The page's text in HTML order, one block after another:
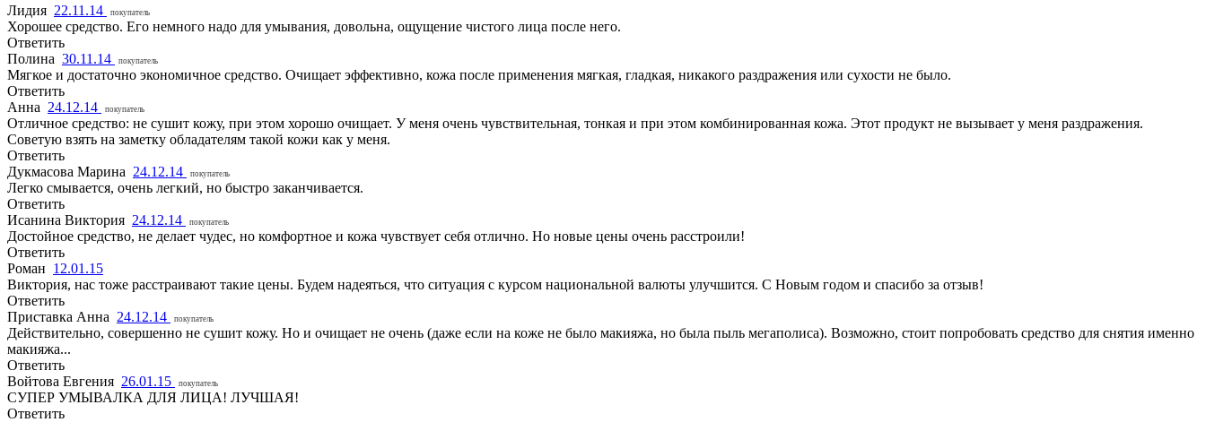
Лидия 22.11.14 покупатель
Хорошее средство. Его немного надо для умывания, довольна, ощущение чистого лица после него.
Ответить
Полина 30.11.14 покупатель
Мягкое и достаточно экономичное средство. Очищает эффективно, кожа после применения мягкая, гладкая, никакого раздражения или сухости не было.
Ответить
Анна 24.12.14 покупатель
Отличное средство: не сушит кожу, при этом хорошо очищает. У меня очень чувствительная, тонкая и при этом комбинированная кожа. Этот продукт не вызывает у меня раздражения.
Советую взять на заметку обладателям такой кожи как у меня.
Ответить
Дукмасова Марина 24.12.14 покупатель
Легко смывается, очень легкий, но быстро заканчивается.
Ответить
Исанина Виктория 24.12.14 покупатель
Достойное средство, не делает чудес, но комфортное и кожа чувствует себя отлично. Но новые цены очень расстроили!
Ответить
Роман 12.01.15
Виктория, нас тоже расстраивают такие цены. Будем надеяться, что ситуация с курсом национальной валюты улучшится. С Новым годом и спасибо за отзыв!
Ответить
Приставка Анна 24.12.14 покупатель
Действительно, совершенно не сушит кожу. Но и очищает не очень (даже если на коже не было макияжа, но была пыль мегаполиса). Возможно, стоит попробовать средство для снятия именно
макияжа...
Ответить
Войтова Евгения 26.01.15 покупатель
СУПЕР УМЫВАЛКА ДЛЯ ЛИЦА! ЛУЧШАЯ!
Ответить